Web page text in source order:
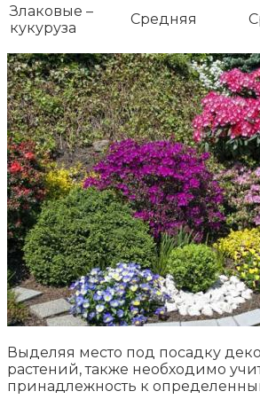
Злаковые –
кукуруза
Средняя
Выделяя место под посадку
растений, также необходимо
принадлежность к